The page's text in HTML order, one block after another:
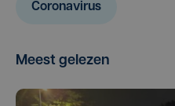
Coronavirus
Meest gelezen